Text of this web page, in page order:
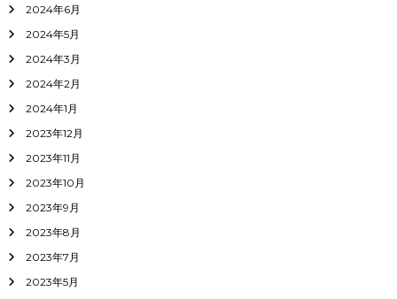
2024年6月
2024年5月
2024年3月
2024年2月
2024年1月
2023年12月
2023年11月
2023年10月
2023年9月
2023年8月
2023年7月
2023年5月